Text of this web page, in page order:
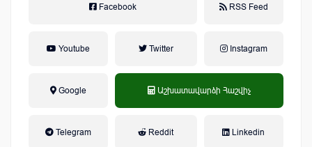
Facebook RSS Feed
Youtube Twitter Instagram
Google Աշխատավարձի Հաշվիչ
Telegram Reddit Linkedin